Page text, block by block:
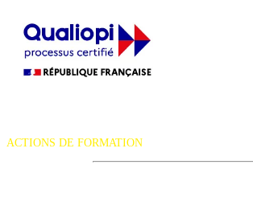
ACTIONS DE FORMATION